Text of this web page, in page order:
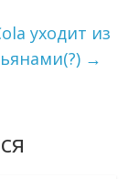
уходит из
→